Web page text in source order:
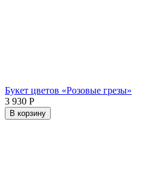
Букет цветов «Розовые грезы»
3 930 Р
В корзину